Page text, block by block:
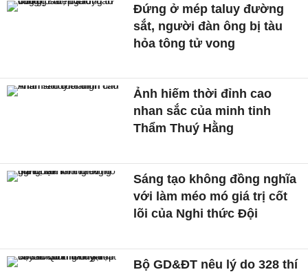
Đứng ở mép taluy đường
sắt, người đàn ông bị tàu
hỏa tông tử vong
Ảnh hiếm thời đỉnh cao
nhan sắc của minh tinh
Thẩm Thuý Hằng
Sáng tạo không đồng nghĩa
với làm méo mó giá trị cốt
lõi của Nghi thức Đội
Bộ GD&ĐT nêu lý do 328 thí